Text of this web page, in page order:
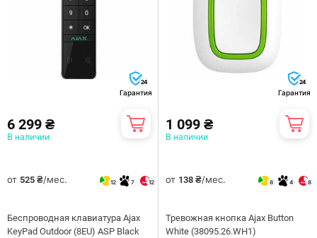
24
Гарантия
6 299 ₴
В наличии
от 525 ₴/мес. 12 7 12
Беспроводная клавиатура Ajax
KeyPad Outdoor (8EU) ASP Black
24
Гарантия
1 099 ₴
В наличии
от 138 ₴/мес. 8 4 8
Тревожная кнопка Ajax Button
White (38095.26.WH1)